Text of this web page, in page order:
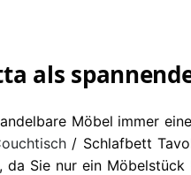
als
Möbel immer
/ Schlafbett
Sie nur ein Möbelstück